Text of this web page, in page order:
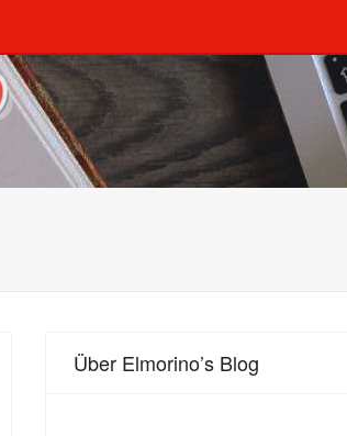
Über Elmorino’s Blog